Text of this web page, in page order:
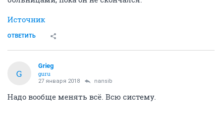
Источник
ОТВЕТИТЬ
G
Grieg
guru
27 января 2018 nansib
Надо вообще менять всё. Всю систему.